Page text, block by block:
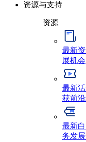
资源与支持
资源
最新
展机会
最新
获前
最新
务发